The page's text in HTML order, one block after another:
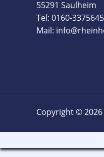
55291 Saulheim
Tel: 0160-3375645
Mail:
Copyright ©